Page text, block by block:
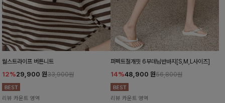
월스트라이프 버튼니트
12%29,900 원33,900원
리뷰 카운트 영역
퍼펙트절개핏 6부데님반바지[S,M,L사이즈]
14%48,900 원56,800원
리뷰 카운트 영역